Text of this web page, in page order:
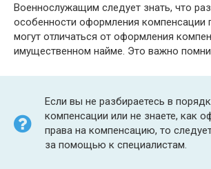
Военнослужащим следует знать, что
особенности оформления компенсации
могут отличаться от оформления
имущественном найме. Это важно
Если вы не разбираетесь в
компенсации или не знаете, как
права на компенсацию, то
за помощью к специалистам.